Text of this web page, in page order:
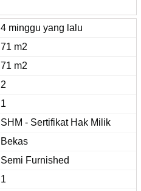
4 minggu yang lalu
71 m2
71 m2
2
1
SHM - Sertifikat Hak Milik
Bekas
Semi Furnished
1